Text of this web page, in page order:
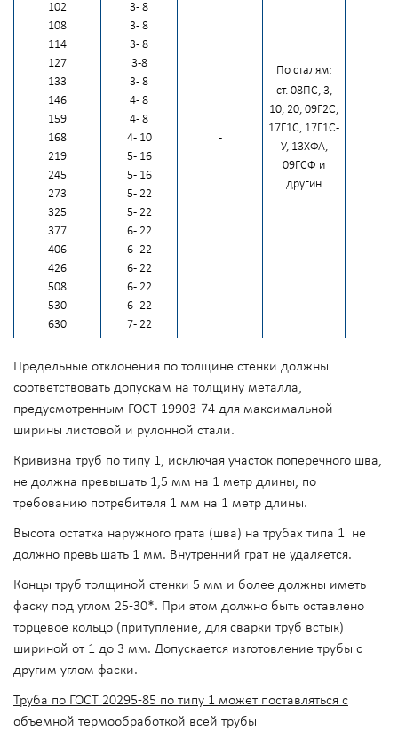
102
108
114
127
133
146
159
168
219
245
273
325
377
406
426
508
530
630
3 - 8
3 - 8
3 - 8
3 -8
3 - 8
4 - 8
4 - 8
4 - 10
5 - 16
5 - 16
5 - 22
5 - 22
6 - 22
6 - 22
6 - 22
6 - 22
6 - 22
7 - 22
-
По сталям:
ст. 08ПС, 3,
10, 20, 09Г2С,
17Г1С, 17Г1С-
У, 13ХФА,
09ГСФ и
другин
Предельные отклонения по толщине стенки должны
соответствовать допускам на толщину металла,
предусмотренным ГОСТ 19903-74 для максимальной
ширины листовой и рулонной стали.
Кривизна труб по типу 1, исключая участок поперечного шва,
не должна превышать 1,5 мм на 1 метр длины, по
требованию потребителя 1 мм на 1 метр длины.
Высота остатка наружного грата (шва) на трубах типа 1 не
должно превышать 1 мм. Внутренний грат не удаляется.
Концы труб толщиной стенки 5 мм и более должны иметь
фаску под углом 25-30*. При этом должно быть оставлено
торцевое кольцо (притупление, для сварки труб встык)
шириной от 1 до 3 мм. Допускается изготовление трубы с
другим углом фаски.
Труба по ГОСТ 20295-85 по типу 1 может поставляться с
объемной термообработкой всей трубы